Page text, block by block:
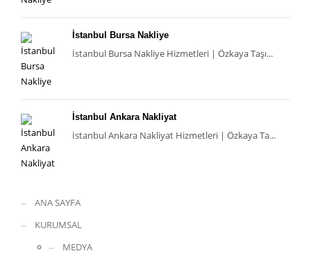
İstanbul Bursa Nakliye
İstanbul Bursa Nakliye Hizmetleri | Özkaya Taşı...
İstanbul Ankara Nakliyat
İstanbul Ankara Nakliyat Hizmetleri | Özkaya Ta...
ANA SAYFA
KURUMSAL
MEDYA